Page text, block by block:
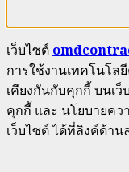
เว็บไซต์
การใช้งานเทคโนโ
เคียงกันกับคุกกี้ บนเ
คุกกี้ และ นโยบายค
เว็บไซต์ ได้ที่ลิงค์ด้าน